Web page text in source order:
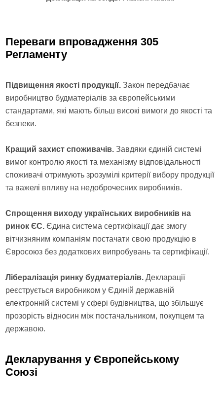
Переваги впровадження 305
Регламенту
Підвищення якості продукції. Закон передбачає
виробництво будматеріалів за європейськими
стандартами, які мають більш високі вимоги до якості та
безпеки.
Кращий захист споживачів. Завдяки єдиній системі
вимог контролю якості та механізму відповідальності
споживачі отримують зрозумілі критерії вибору продукції
та важелі впливу на недоброчесних виробників.
Спрощення виходу українських виробників на
ринок ЄС. Єдина система сертифікації дає змогу
вітчизняним компаніям постачати свою продукцію в
Євросоюз без додаткових випробувань та сертифікації.
Лібералізація ринку будматеріалів. Декларації
реєструється виробником у Єдиній державній
електронній системі у сфері будівництва, що збільшує
прозорість відносин між постачальником, покупцем та
державою.
Декларування у Європейському
Союзі